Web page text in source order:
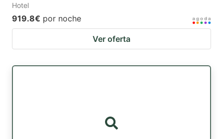
Hotel
919.8€ por noche
Ver oferta